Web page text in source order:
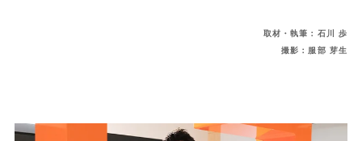
取材・執筆：石川 歩
撮影：服部 芽生